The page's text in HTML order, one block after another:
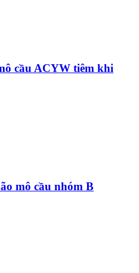
cầu ACYW tiêm khi
mô cầu nhóm B